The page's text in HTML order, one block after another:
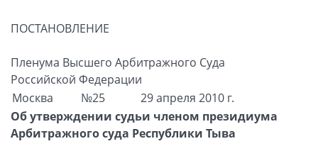
ПОСТАНОВЛЕНИЕ
Пленума Высшего Арбитражного Суда
Российской Федерации
Москва
№25
29 апреля 2010 г.
Об утверждении судьи членом президиума
Арбитражного суда Республики Тыва